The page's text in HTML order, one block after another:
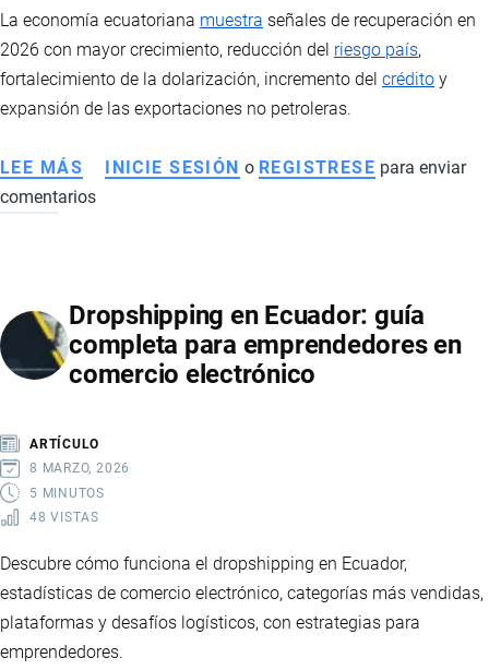
IMPORTACIÓN
La economía ecuatoriana muestra señales de recuperación en
2026 con mayor crecimiento, reducción del riesgo país,
fortalecimiento de la dolarización, incremento del crédito y
expansión de las exportaciones no petroleras.
LEE MÁS SOBRE
ECONOMÍA
2026:
SEÑALES
DE
ESTABILIDAD
Y
FORTALECIMIENTO
INICIE SESIÓN o REGISTRESE para enviar
comentarios
Dropshipping en Ecuador: guía
completa para emprendedores en
comercio electrónico
ARTÍCULO
8 MARZO, 2026
5 MINUTOS
48 VISTAS
Descubre cómo funciona el dropshipping en Ecuador,
estadísticas de comercio electrónico, categorías más vendidas,
plataformas y desafíos logísticos, con estrategias para
emprendedores.